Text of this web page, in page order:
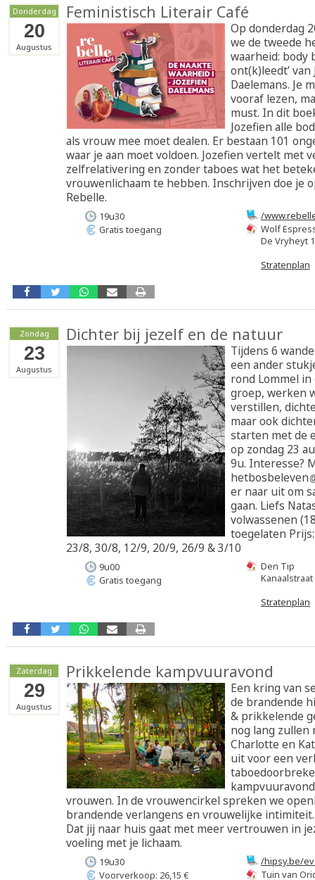
Donderdag
20
Augustus
Feministisch Literair Café
Op donderdag
we de tweede
waarheid: body
ont(k)leedt’ van
Daelemans. Je
vooraf lezen,
must. In dit
Jozefien alle
als vrouw mee moet dealen. Er bestaan 101
waar je aan moet voldoen. Jozefien vertelt met
zelfrelativering en zonder taboes wat het
vrouwenlichaam te hebben. Inschrijven doe je
Rebelle.
/
lommel-20-
Wolf
De Vryheyt
Stratenplan
19u30
Gratis toegang
Zondag
23
Augustus
Dichter bij jezelf en de natuur
Tijdens 6
een ander
rond Lommel
groep, werken
verstillen,
maar ook
starten met de
op zondag 23
9u. Interesse?
hetbosbeleven
er naar uit om
gaan. Liefs
volwassenen
toegelaten
23/8, 30/8, 12/9, 20/9, 26/9 & 3/10
Den Tip
Kanaalstraat
Stratenplan
9u00
Gratis toegang
Zaterdag
29
Augustus
Prikkelende kampvuuravond
Een kring van
de brandende
& prikkelende
nog lang zullen
Charlotte en
uit voor een
vrouwen. In de vrouwencirkel spreken we
brandende verlangens en vrouwelijke
Dat jij naar huis gaat met meer vertrouwen in
voeling met je lichaam.
/hipsy.be/
Tuin van
19u30
Voorverkoop: 26,15 €